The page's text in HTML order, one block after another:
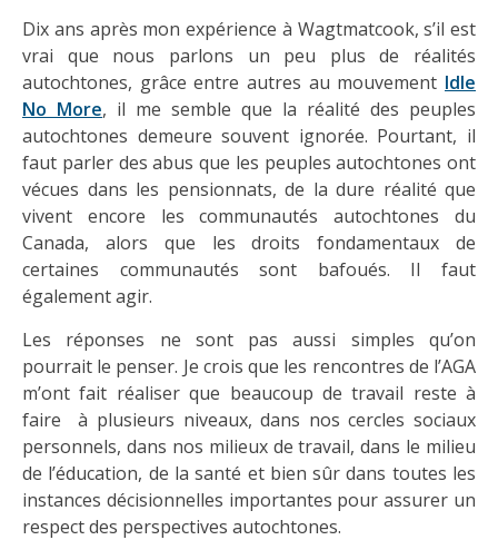
Dix ans après mon expérience à Wagtmatcook, s’il est
vrai que nous parlons un peu plus de réalités
autochtones, grâce entre autres au mouvement Idle
No More, il me semble que la réalité des peuples
autochtones demeure souvent ignorée. Pourtant, il
faut parler des abus que les peuples autochtones ont
vécues dans les pensionnats, de la dure réalité que
vivent encore les communautés autochtones du
Canada, alors que les droits fondamentaux de
certaines communautés sont bafoués. Il faut
également agir.
Les réponses ne sont pas aussi simples qu’on
pourrait le penser. Je crois que les rencontres de l’AGA
m’ont fait réaliser que beaucoup de travail reste à
faire à plusieurs niveaux, dans nos cercles sociaux
personnels, dans nos milieux de travail, dans le milieu
de l’éducation, de la santé et bien sûr dans toutes les
instances décisionnelles importantes pour assurer un
respect des perspectives autochtones.